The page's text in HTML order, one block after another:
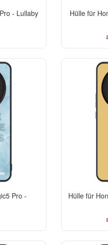
- Lullaby
Hülle für
Pro -
Hülle für